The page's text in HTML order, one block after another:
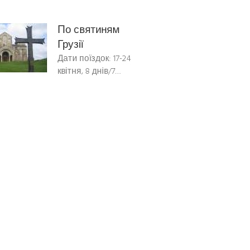
По святиням
Грузії
Дати поїздок: 17-24
квітня, 8 днів/7…